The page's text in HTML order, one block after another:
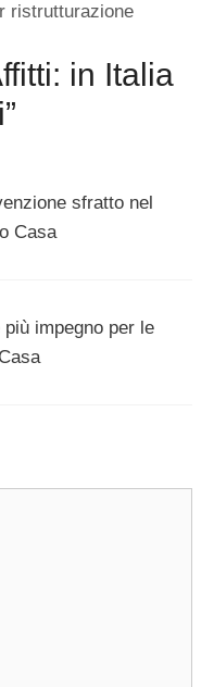
ristrutturazione
in Italia
sfratto nel
Casa
impegno per le